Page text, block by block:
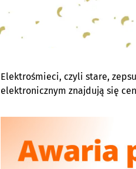
Elektrośmieci, czyli stare,
elektronicznym znajdują się